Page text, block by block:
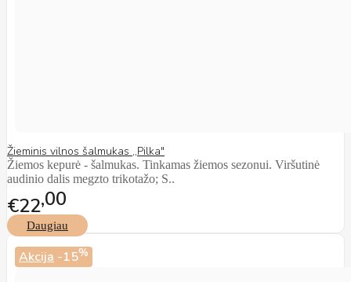
Žieminis vilnos šalmukas ,,Pilka"
Žiemos kepurė - šalmukas. Tinkamas žiemos sezonui. Viršutinė
audinio dalis megzto trikotažo; S..
€2200
Daugiau
Akcija -15%